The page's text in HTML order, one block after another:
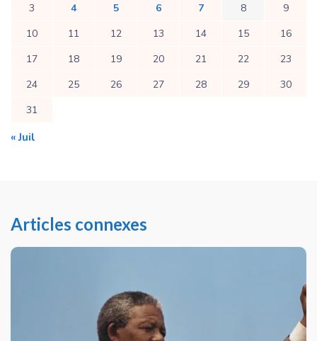
3
4 5 6 7 8
9
10
11 12 13 14 15
16
17
18 19 20 21 22
23
24
25 26 27 28 29
30
31
« Juil
Articles connexes